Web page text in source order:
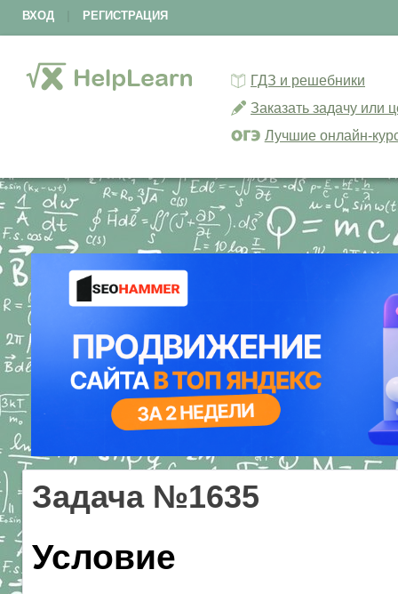
ВХОД РЕГИСТРАЦИЯ
ГДЗ и решебники
Заказать задачу или
Лучшие онлайн-
Задача №1635
Условие